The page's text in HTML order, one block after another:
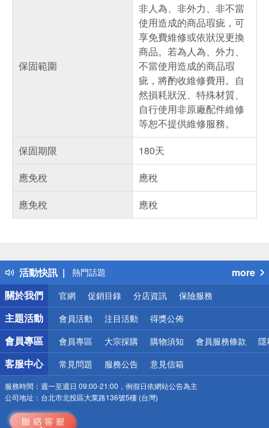
保固範圍
非人為、非外力、非不當
使用造成的商品瑕疵，可
享免費維修或依狀況更換
商品。若為人為、外力、
不當使用造成的商品瑕
疵，將酌收維修費用。自
然損耗狀況、特殊材質、
自行使用非原廠配件維修
等恕不提供維修服務。
保固期限
180天
應免稅
應稅
應免稅
應稅
活動快訊
得獎公告
熱門話題
銀行優惠
偏遠地區配送
詐騙網頁！請小心！
more
關於我們
官網 促銷目錄 分店資訊 保險服務
主題活動 會員活動 注目活動 得獎公佈
會員專區 會員專區 大宗採購 購物須知 會員服務條款 隱
客服中心 常見問題 服務公告 意見信箱
服務時間： 週一至週日 09:00-21:00，例假日依網站公告為主
公司地址： 台北市北投區大業路136號5樓 (台灣)